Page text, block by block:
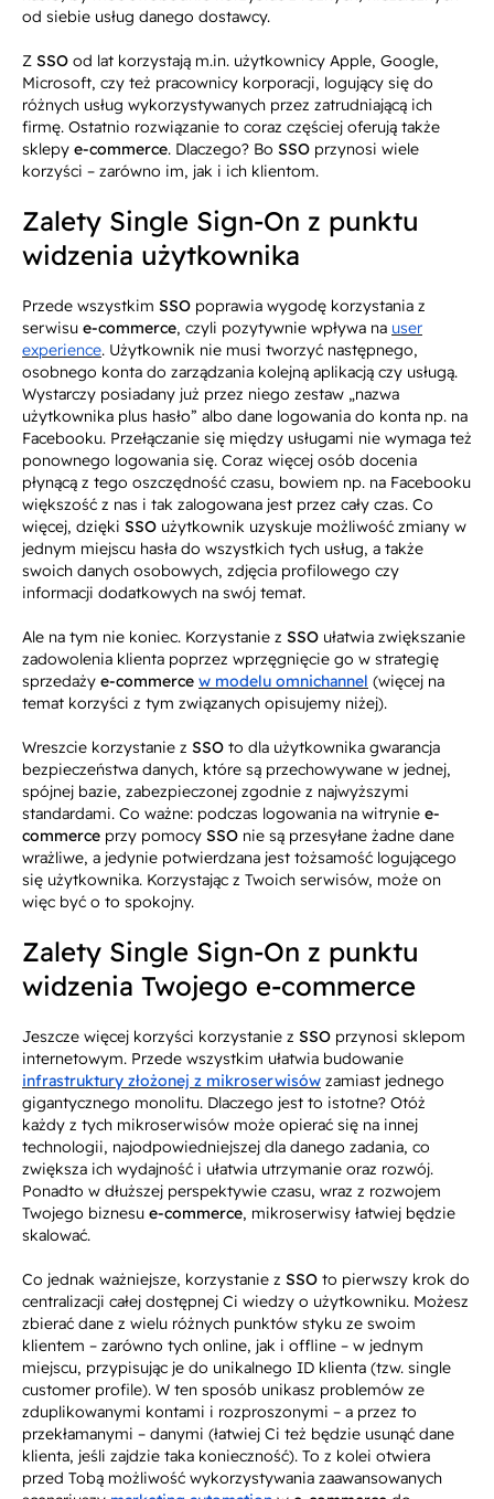
od siebie usług danego dostawcy.
Z SSO od lat korzystają m.in. użytkownicy Apple, Google,
Microsoft, czy też pracownicy korporacji, logujący się do
różnych usług wykorzystywanych przez zatrudniającą ich
firmę. Ostatnio rozwiązanie to coraz częściej oferują także
sklepy e-commerce. Dlaczego? Bo SSO przynosi wiele
korzyści – zarówno im, jak i ich klientom.
Zalety Single Sign-On z punktu
widzenia użytkownika
Przede wszystkim SSO poprawia wygodę korzystania z
serwisu e-commerce, czyli pozytywnie wpływa na user
experience. Użytkownik nie musi tworzyć następnego,
osobnego konta do zarządzania kolejną aplikacją czy usługą.
Wystarczy posiadany już przez niego zestaw „nazwa
użytkownika plus hasło” albo dane logowania do konta np. na
Facebooku. Przełączanie się między usługami nie wymaga też
ponownego logowania się. Coraz więcej osób docenia
płynącą z tego oszczędność czasu, bowiem np. na Facebooku
większość z nas i tak zalogowana jest przez cały czas. Co
więcej, dzięki SSO użytkownik uzyskuje możliwość zmiany w
jednym miejscu hasła do wszystkich tych usług, a także
swoich danych osobowych, zdjęcia profilowego czy
informacji dodatkowych na swój temat.
Ale na tym nie koniec. Korzystanie z SSO ułatwia zwiększanie
zadowolenia klienta poprzez wprzęgnięcie go w strategię
sprzedaży e-commerce w modelu omnichannel (więcej na
temat korzyści z tym związanych opisujemy niżej).
Wreszcie korzystanie z SSO to dla użytkownika gwarancja
bezpieczeństwa danych, które są przechowywane w jednej,
spójnej bazie, zabezpieczonej zgodnie z najwyższymi
standardami. Co ważne: podczas logowania na witrynie e-
commerce przy pomocy SSO nie są przesyłane żadne dane
wrażliwe, a jedynie potwierdzana jest tożsamość logującego
się użytkownika. Korzystając z Twoich serwisów, może on
więc być o to spokojny.
Zalety Single Sign-On z punktu
widzenia Twojego e-commerce
Jeszcze więcej korzyści korzystanie z SSO przynosi sklepom
internetowym. Przede wszystkim ułatwia budowanie
infrastruktury złożonej z mikroserwisów zamiast jednego
gigantycznego monolitu. Dlaczego jest to istotne? Otóż
każdy z tych mikroserwisów może opierać się na innej
technologii, najodpowiedniejszej dla danego zadania, co
zwiększa ich wydajność i ułatwia utrzymanie oraz rozwój.
Ponadto w dłuższej perspektywie czasu, wraz z rozwojem
Twojego biznesu e-commerce, mikroserwisy łatwiej będzie
skalować.
Co jednak ważniejsze, korzystanie z SSO to pierwszy krok do
centralizacji całej dostępnej Ci wiedzy o użytkowniku. Możesz
zbierać dane z wielu różnych punktów styku ze swoim
klientem – zarówno tych online, jak i offline – w jednym
miejscu, przypisując je do unikalnego ID klienta (tzw. single
customer profile). W ten sposób unikasz problemów ze
zduplikowanymi kontami i rozproszonymi – a przez to
przekłamanymi – danymi (łatwiej Ci też będzie usunąć dane
klienta, jeśli zajdzie taka konieczność). To z kolei otwiera
przed Tobą możliwość wykorzystywania zaawansowanych